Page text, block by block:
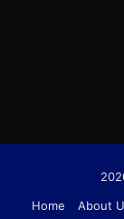
Home
About